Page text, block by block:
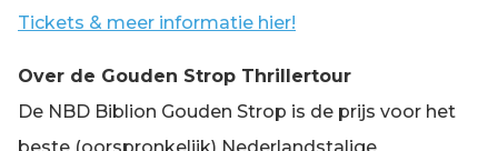
Tickets & meer informatie hier!
Over de Gouden Strop Thrillertour
De NBD Biblion Gouden Strop is de prijs voor het